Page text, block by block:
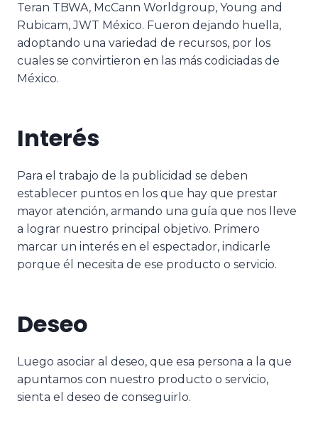
Teran TBWA, McCann Worldgroup, Young and
Rubicam, JWT México. Fueron dejando huella,
adoptando una variedad de recursos, por los
cuales se convirtieron en las más codiciadas de
México.
Interés
Para el trabajo de la publicidad se deben
establecer puntos en los que hay que prestar
mayor atención, armando una guía que nos lleve
a lograr nuestro principal objetivo. Primero
marcar un interés en el espectador, indicarle
porque él necesita de ese producto o servicio.
Deseo
Luego asociar al deseo, que esa persona a la que
apuntamos con nuestro producto o servicio,
sienta el deseo de conseguirlo.